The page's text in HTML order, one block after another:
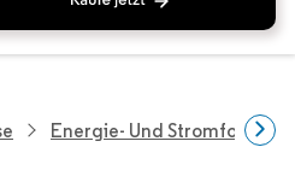
Energie- Und